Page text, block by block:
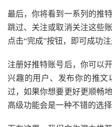
最后，你将看到一系列的推
跳过、关注或取消关注这些
点击“完成”按钮，即可成功
注册好推特账号后，你可以
兴趣的用户、发布你的推文
过，如果你想要更好更顺畅
高级功能会是一种不错的选择